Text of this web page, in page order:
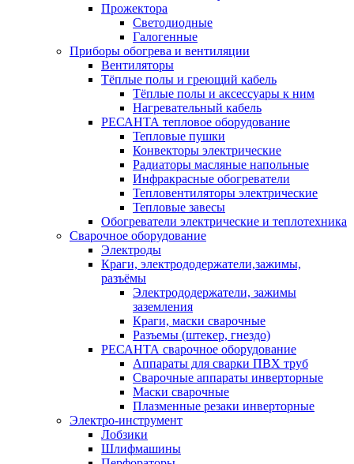
Прожектора
Светодиодные
Галогенные
Приборы обогрева и вентиляции
Вентиляторы
Тёплые полы и греющий кабель
Тёплые полы и аксессуары к ним
Нагревательный кабель
РЕСАНТА тепловое оборудование
Тепловые пушки
Конвекторы электрические
Радиаторы масляные напольные
Инфракрасные обогреватели
Тепловентиляторы электрические
Тепловые завесы
Обогреватели электрические и теплотехника
Сварочное оборудование
Электроды
Краги, электрододержатели,зажимы,
разъёмы
Электрододержатели, зажимы
заземления
Краги, маски сварочные
Разъемы (штекер, гнездо)
РЕСАНТА сварочное оборудование
Аппараты для сварки ПВХ труб
Сварочные аппараты инверторные
Маски сварочные
Плазменные резаки инверторные
Электро-инструмент
Лобзики
Шлифмашины